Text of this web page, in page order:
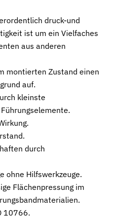
O-Ringe bei hohem Druck
im Pneumatikzylinder
Flächen, Flansche und
für Dämpfung, Verbindung
Dichtungselementen
Anwendungen
druck-und
ist um ein Vielfaches
aus anderen
montierten Zustand einen
auf.
kleinste
durch
ohne Hilfswerkzeuge.
Flächenpressung im
10766.